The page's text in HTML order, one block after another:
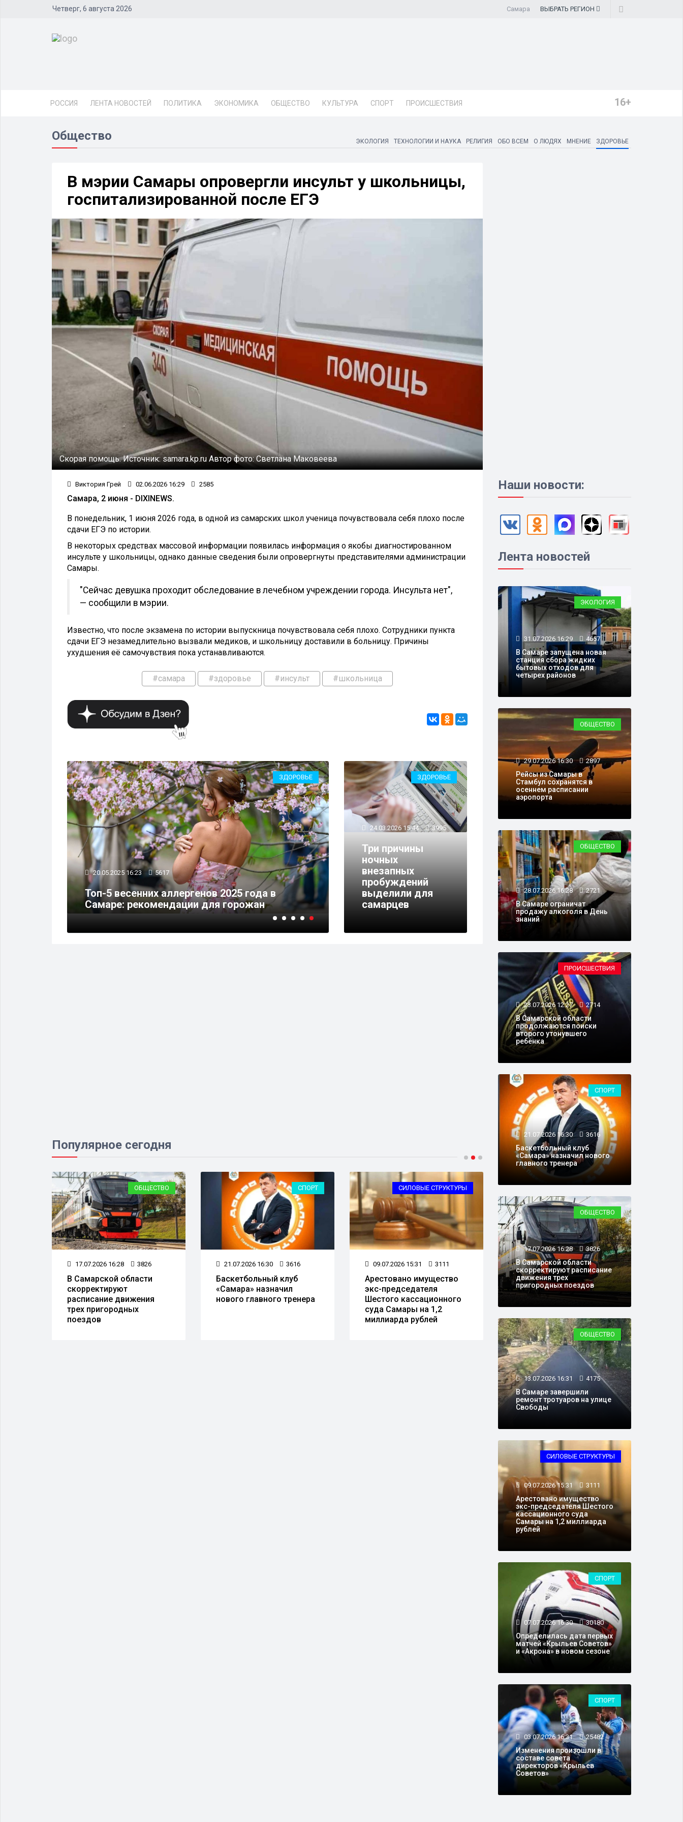
Четверг, 6 августа 2026 Самара ВЫБРАТЬ РЕГИОН
РОССИЯ ЛЕНТА НОВОСТЕЙ ПОЛИТИКА ЭКОНОМИКА ОБЩЕСТВО КУЛЬТУРА СПОРТ ПРОИСШЕСТВИЯ 16+
Общество ЭКОЛОГИЯ ТЕХНОЛОГИИ И НАУКА РЕЛИГИЯ ОБО ВСЕМ О ЛЮДЯХ МНЕНИЕ ЗДОРОВЬЕ
В мэрии Самары опровергли инсульт у школьницы,
госпитализированной после ЕГЭ
Скорая помощь.Источник:samara.kp.ru Автор фото:Светлана Маковеева
Виктория Грей 02.06.2026 16:29 2585
Самара, 2 июня - DIXINEWS.
В понедельник, 1 июня 2026 года, в одной из самарских школ ученица почувствовала себя плохо после
сдачи ЕГЭ по истории.
В некоторых средствах массовой информации появилась информация о якобы диагностированном
инсульте у школьницы, однако данные сведения были опровергнуты представителями администрации
Самары.
"Сейчас девушка проходит обследование в лечебном учреждении города. Инсульта нет",
— сообщили в мэрии.
Известно, что после экзамена по истории выпускница почувствовала себя плохо. Сотрудники пункта
сдачи ЕГЭ незамедлительно вызвали медиков, и школьницу доставили в больницу. Причины
ухудшения её самочувствия пока устанавливаются.
#самара #здоровье #инсульт #школьница
ЗДОРОВЬЕ
20.05.2025 16:23 5617
Топ-5 весенних аллергенов 2025 года в
Самаре: рекомендации для горожан
ЗДОРОВЬЕ
24.03.2026 15:44 3995
Три причины
ночных
внезапных
пробуждений
выделили для
самарцев
Популярное сегодня
ОБЩЕСТВО
17.07.2026 16:28 3826
В Самарской области
скорректируют
расписание движения
трех пригородных
поездов
СПОРТ
21.07.2026 16:30 3616
Баскетбольный клуб
«Самара» назначил
нового главного тренера
СИЛОВЫЕ СТРУКТУРЫ
09.07.2026 15:31 3111
Арестовано имущество
экс-председателя
Шестого кассационного
суда Самары на 1,2
миллиарда рублей
ОБЩЕСТВО
29.07.2026 16:30 2897
Рейсы из Самары в
Стамбул сохранятся в
аэропорта
Наши новости:
Лента новостей
ЭКОЛОГИЯ
31.07.2026 16:29 4657
В Самаре запущена новая
станция сбора жидких
бытовых отходов для
четырех районов
ОБЩЕСТВО
29.07.2026 16:30 2897
Рейсы из Самары в
Стамбул сохранятся в
осеннем расписании
аэропорта
ОБЩЕСТВО
28.07.2026 16:28 2721
В Самаре ограничат
продажу алкоголя в День
знаний
ПРОИСШЕСТВИЯ
23.07.2026 12:27 2714
В Самарской области
продолжаются поиски
второго утонувшего
ребёнка
СПОРТ
21.07.2026 16:30 3616
Баскетбольный клуб
«Самара» назначил нового
главного тренера
ОБЩЕСТВО
17.07.2026 16:28 3826
В Самарской области
скорректируют расписание
движения трех
пригородных поездов
ОБЩЕСТВО
13.07.2026 16:31 4175
В Самаре завершили
ремонт тротуаров на улице
Свободы
СИЛОВЫЕ СТРУКТУРЫ
09.07.2026 15:31 3111
Арестовано имущество
экс-председателя Шестого
кассационного суда
Самары на 1,2 миллиарда
рублей
СПОРТ
07.07.2026 16:30 30180
Определилась дата первых
матчей «Крыльев Советов»
и «Акрона» в новом сезоне
СПОРТ
03.07.2026 16:31 25482
Изменения произошли в
составе совета
директоров «Крыльев
Советов»